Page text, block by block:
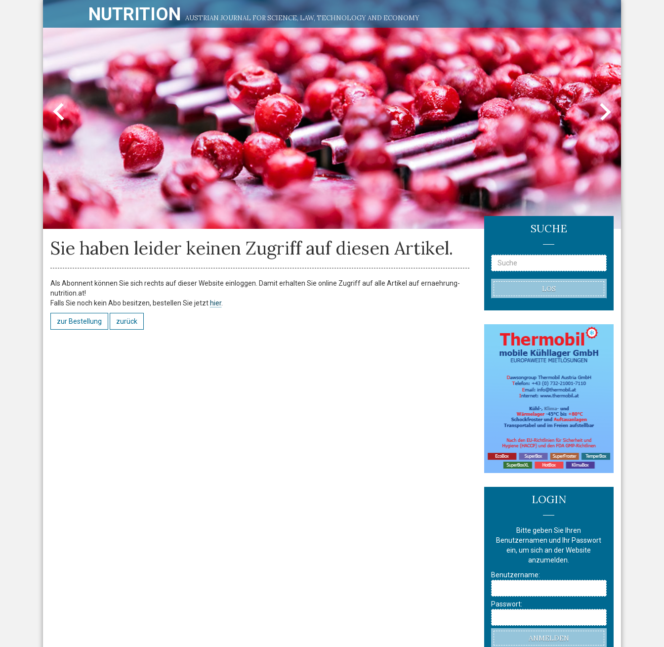
NUTRITIONAUSTRIAN JOURNAL FOR SCIENCE, LAW, TECHNOLOGY AND ECONOMY
Sie haben leider keinen Zugriff auf diesen Artikel.
Als Abonnent können Sie sich rechts auf dieser Website einloggen. Damit erhalten Sie online Zugriff auf alle Artikel auf ernaehrung-
nutrition.at!
Falls Sie noch kein Abo besitzen, bestellen Sie jetzt hier.
zur Bestellung zurück
SUCHE
LOS
LOGIN
Bitte geben Sie Ihren
Benutzernamen und Ihr Passwort
ein, um sich an der Website
anzumelden.
Benutzername:
Passwort:
ANMELDEN